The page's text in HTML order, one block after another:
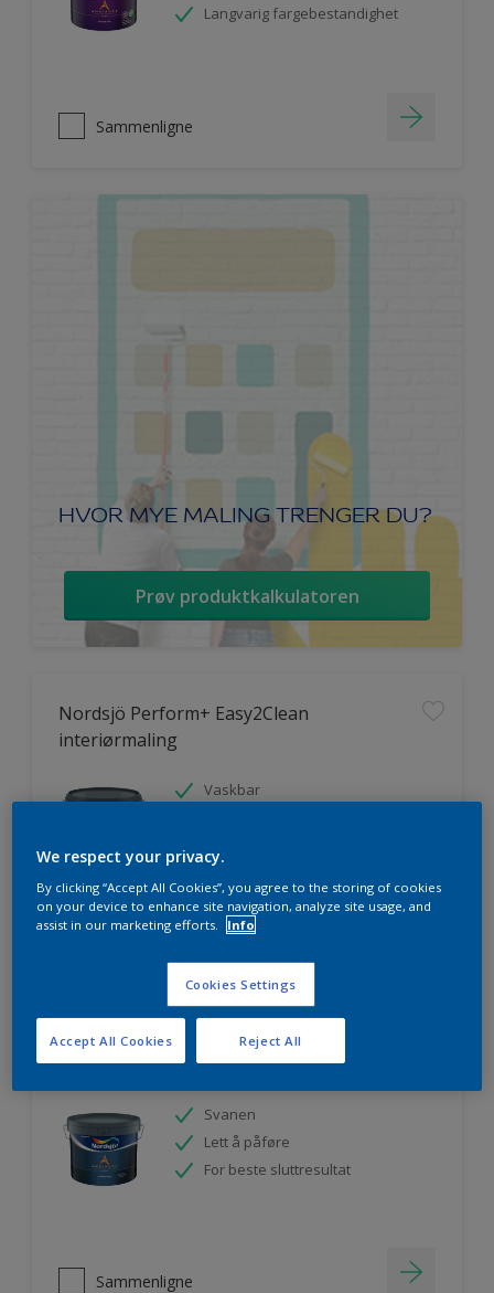
Langvarig fargebestandighet
Sammenligne
HVOR MYE MALING TRENGER DU?
Prøv produktkalkulatoren
Nordsjö Perform+ Easy2Clean
interiørmaling
Vaskbar
Ambiance Endless Sky takmaling
Svanen
Lett å påføre
For beste sluttresultat
Sammenligne
We respect your privacy.
By clicking “Accept All Cookies”, you agree to the storing of cookies
on your device to enhance site navigation, analyze site usage, and
assist in our marketing efforts.
Info
Cookies Settings
Reject All
Accept All Cookies